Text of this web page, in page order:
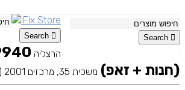
Search
Search
הרצליה
(חנות + זאפ) משכית 35, מרכזים 2001 (כניסה D)